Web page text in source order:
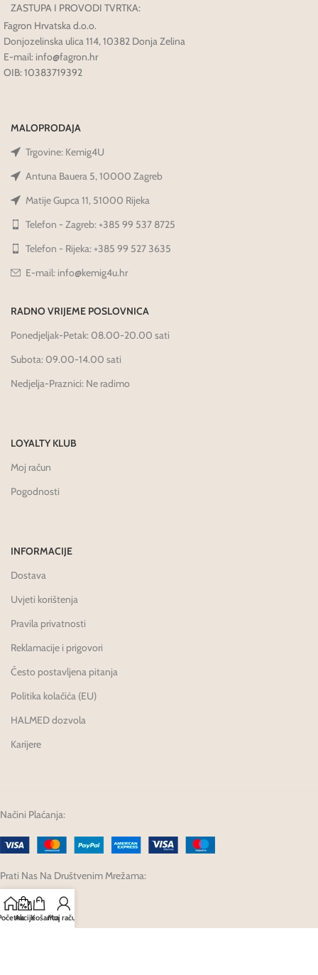
ZASTUPA I PROVODI TVRTKA:
Fagron Hrvatska d.o.o.
Donjozelinska ulica 114, 10382 Donja Zelina
E-mail: info@fagron.hr
OIB: 10383719392
MALOPRODAJA
Trgovine: Kemig4U
Antuna Bauera 5, 10000 Zagreb
Matije Gupca 11, 51000 Rijeka
Telefon - Zagreb: +385 99 537 8725
Telefon - Rijeka: +385 99 527 3635
E-mail: info@kemig4u.hr
RADNO VRIJEME POSLOVNICA
Ponedjeljak-Petak: 08.00-20.00 sati
Subota: 09.00-14.00 sati
Nedjelja-Praznici: Ne radimo
LOYALTY KLUB
Moj račun
Pogodnosti
INFORMACIJE
Dostava
Uvjeti korištenja
Pravila privatnosti
Reklamacije i prigovori
Često postavljena pitanja
Politika kolačića (EU)
HALMED dozvola
Karijere
Načini Plaćanja:
Prati Nas Na Društvenim Mrežama:
AkcijeKošaricaMoj račun